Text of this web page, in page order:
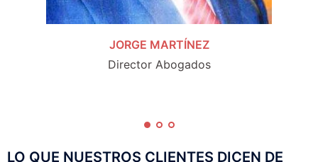
JORGE MARTÍNEZ
Director Abogados
LO QUE NUESTROS CLIENTES DICEN DE